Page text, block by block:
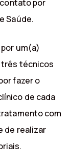
por
Saúde.
um(a)
técnicos
fazer o
de cada
com
de realizar